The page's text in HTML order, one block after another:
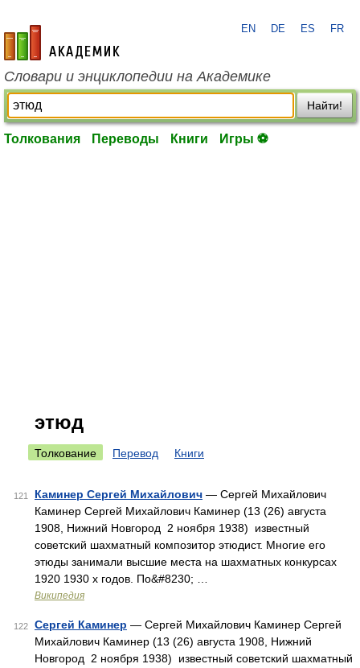
academic.ru
EN DE ES FR
Словари и энциклопедии на Академике
Найти!
Толкования Переводы Книги Игры ⚽
этюд
Толкование Перевод Книги
121 Каминер Сергей Михайлович — Сергей Михайлович
Каминер Сергей Михайлович Каминер (13 (26) августа
1908, Нижний Новгород 2 ноября 1938) известный
советский шахматный композитор этюдист. Многие его
этюды занимали высшие места на шахматных конкурсах
1920 1930 х годов. По&#8230; …
Википедия
122 Сергей Каминер — Сергей Михайлович Каминер Сергей
Михайлович Каминер (13 (26) августа 1908, Нижний
Новгород 2 ноября 1938) известный советский шахматный